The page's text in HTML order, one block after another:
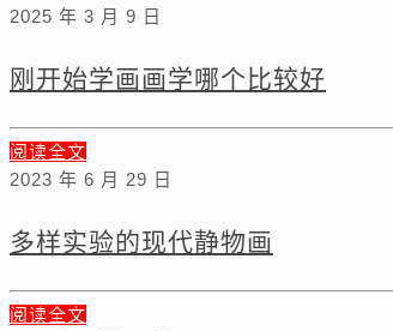
2025 年 3 月 9 日
刚开始学画画学哪个比较好
阅读全文
2023 年 6 月 29 日
多样实验的现代静物画
阅读全文